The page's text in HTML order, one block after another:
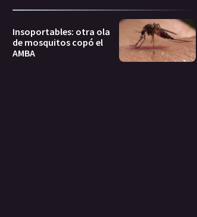
Insoportables: otra ola
de mosquitos copó el
AMBA